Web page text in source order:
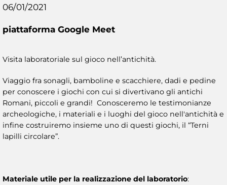
06/01/2021
piattaforma Google Meet
Visita laboratoriale sul gioco nell’antichità.
Viaggio fra sonagli, bamboline e scacchiere, dadi e pedine
per conoscere i giochi con cui si divertivano gli antichi
Romani, piccoli e grandi! Conosceremo le testimonianze
archeologiche, i materiali e i luoghi del gioco nell'antichità e
infine costruiremo insieme uno di questi giochi, il “Terni
lapilli circolare”.
Materiale utile per la realizzazione del laboratorio: